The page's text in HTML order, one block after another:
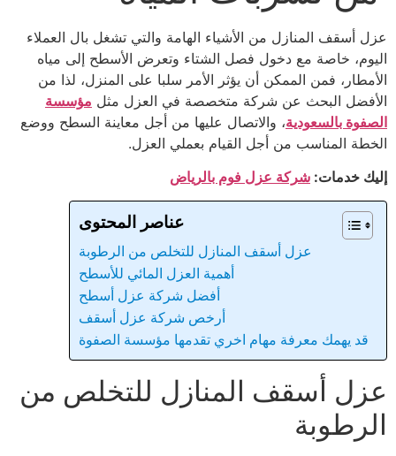
عزل أسقف المنازل من الأشياء الهامة والتي تشغل بال العملاء
اليوم، خاصة مع دخول فصل الشتاء وتعرض الأسطح إلى مياه
الأمطار، فمن الممكن أن يؤثر الأمر سلبا على المنزل، لذا من
الأفضل البحث عن شركة متخصصة في العزل مثل مؤسسة
الصفوة بالسعودية، والاتصال عليها من أجل معاينة السطح ووضع
الخطة المناسب من أجل القيام بعملي العزل.
إليك خدمات: شركة عزل فوم بالرياض
عناصر المحتوى
عزل أسقف المنازل للتخلص من الرطوبة
أهمية العزل المائي للأسطح
أفضل شركة عزل أسطح
أرخص شركة عزل أسقف
قد يهمك معرفة مهام اخري تقدمها مؤسسة الصفوة
عزل أسقف المنازل للتخلص من
الرطوبة